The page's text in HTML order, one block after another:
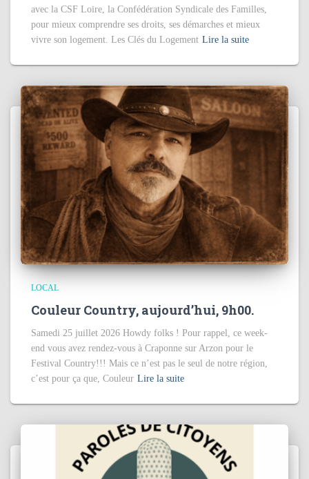
avec la CSF Loire, la Confédération Syndicale des Familles,
pour mieux comprendre ses droits, ses démarches et mieux
vivre son logement. Les Clés du Logement Lire la suite
LOCAL
Couleur Country, aujourd’hui, 9h00.
Samedi 25 juillet 2026 Howdy folks ! Pour rappel, ce week-
end vous avez rendez-vous à Craponne sur Arzon pour le
Festival Country!!! Mais ce n’est pas le seul de notre région,
c’est pour ça que, Couleur Lire la suite